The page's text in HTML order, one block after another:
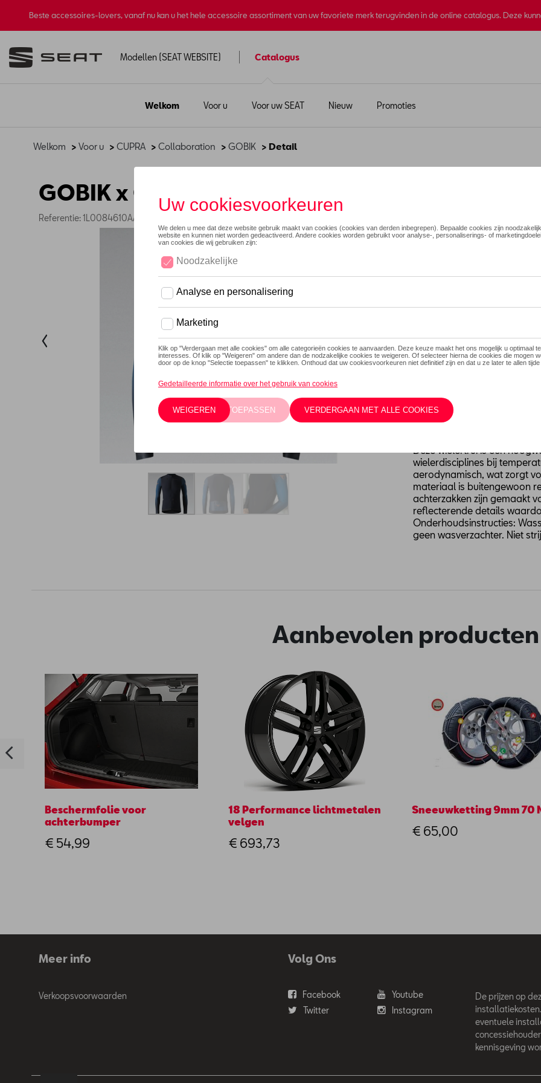
Beste accessoires-lovers, vanaf nu kan u het hele accessoire assortiment van uw favoriete merk terugvinden in de online catalogus. Deze
Modellen (SEAT WEBSITE) Catalogus
Welkom Voor u Voor uw SEAT Nieuw Promoties
Welkom > Voor u > CUPRA > Collaboration > GOBIK > Detail
GOBIK x CUPRA wielertrui met lange
Referentie: 1L0084610AA
Dit product is momenteel niet
Deze wielertrui is een
wielerdisciplines bij
aerodynamisch, wat zorgt
materiaal is buitengewoon
achterzakken zijn gemaakt
reflecterende details
Onderhoudsinstructies:
geen wasverzachter. Niet
Aanbevolen producten
Beschermfolie voor
achterbumper
€ 54,99
18 Performance lichtmetalen
velgen
€ 693,73
Sneeuwketting 9mm 70
€ 65,00
Meer info
Verkoopsvoorwaarden
Volg Ons
Facebook
Youtube
Twitter
Instagram
De prijzen op
eventuele
kennisgeving